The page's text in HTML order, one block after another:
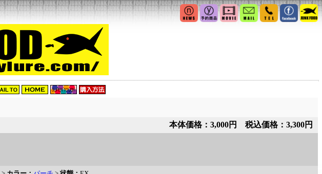
本体価格：3,000円 税込価格：3,300円